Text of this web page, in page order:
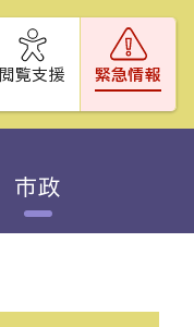
閲覧支援 緊急情報
市政